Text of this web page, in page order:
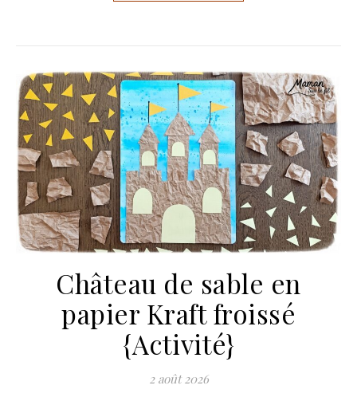
Château de sable en
papier Kraft froissé
{Activité}
2 août 2026